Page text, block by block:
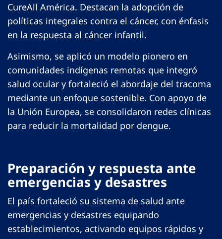
CureAll América. Destacan la adopción de
políticas integrales contra el cáncer, con énfasis
en la respuesta al cáncer infantil.
Asimismo, se aplicó un modelo pionero en
comunidades indígenas remotas que integró
salud ocular y fortaleció el abordaje del tracoma
mediante un enfoque sostenible. Con apoyo de
la Unión Europea, se consolidaron redes clínicas
para reducir la mortalidad por dengue.
Preparación y respuesta ante
emergencias y desastres
El país fortaleció su sistema de salud ante
emergencias y desastres equipando
establecimientos, activando equipos rápidos y